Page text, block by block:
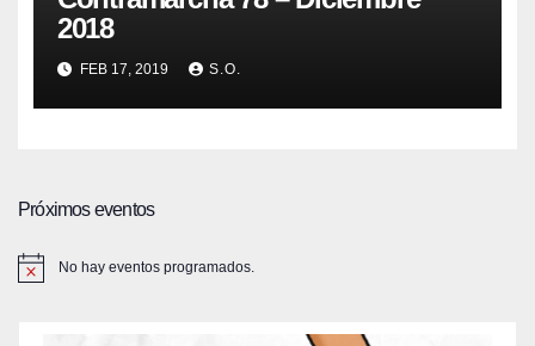
2018
FEB 17, 2019 S.O.
Próximos eventos
No hay eventos programados.